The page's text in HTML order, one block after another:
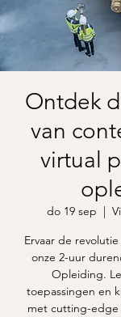
Ontdek
van
virtual
do 19 sep
  |
Ervaar de
onze 2-uur
Opleiding.
toepassingen en
met cutting-edge